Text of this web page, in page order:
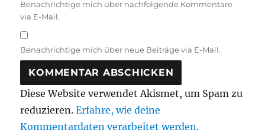
Benachrichtige mich über nachfolgende Kommentare
via E-Mail.
Benachrichtige mich über neue Beiträge via E-Mail.
Diese Website verwendet Akismet, um Spam zu
reduzieren.Erfahre, wie deine
Kommentardaten verarbeitet werden.